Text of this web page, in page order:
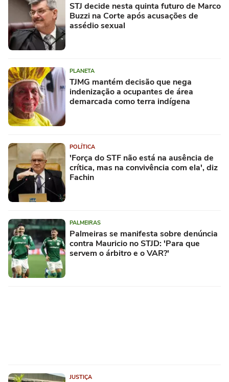
STJ decide nesta quinta futuro de Marco
Buzzi na Corte após acusações de
assédio sexual
PLANETA
TJMG mantém decisão que nega
indenização a ocupantes de área
demarcada como terra indígena
POLÍTICA
'Força do STF não está na ausência de
crítica, mas na convivência com ela', diz
Fachin
PALMEIRAS
Palmeiras se manifesta sobre denúncia
contra Mauricio no STJD: 'Para que
servem o árbitro e o VAR?'
JUSTIÇA